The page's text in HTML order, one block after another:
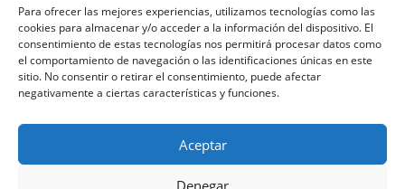
Para ofrecer las mejores experiencias, utilizamos tecnologías como las
cookies para almacenar y/o acceder a la información del dispositivo. El
consentimiento de estas tecnologías nos permitirá procesar datos como
el comportamiento de navegación o las identificaciones únicas en este
sitio. No consentir o retirar el consentimiento, puede afectar
negativamente a ciertas características y funciones.
Aceptar
Denegar